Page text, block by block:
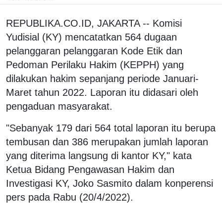
REPUBLIKA.CO.ID, JAKARTA -- Komisi
Yudisial (KY) mencatatkan 564 dugaan
pelanggaran pelanggaran Kode Etik dan
Pedoman Perilaku Hakim (KEPPH) yang
dilakukan hakim sepanjang periode Januari-
Maret tahun 2022. Laporan itu didasari oleh
pengaduan masyarakat.
"Sebanyak 179 dari 564 total laporan itu berupa
tembusan dan 386 merupakan jumlah laporan
yang diterima langsung di kantor KY," kata
Ketua Bidang Pengawasan Hakim dan
Investigasi KY, Joko Sasmito dalam konperensi
pers pada Rabu (20/4/2022).